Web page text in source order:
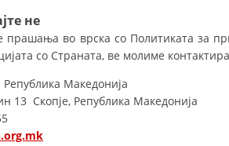
не
прашања во врска со Политиката за
со Страната, ве молиме
Македонија
13 Скопје, Република Македонија